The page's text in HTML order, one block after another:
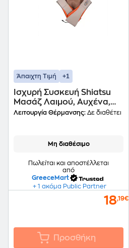
Άπαιχτη Τιμή +1
Ισχυρή Συσκευή Shiatsu
Μασάζ Λαιμού, Αυχένα,
Πλάτης Με Υπέρυθρη
Λειτουργία Θέρμανσης: Δε διαθέτει
Μη διαθέσιμο
Πωλείται και αποστέλλεται
από
GreeceMart
+ 1 ακόμα Public Partner
18,19€
Προσθήκη